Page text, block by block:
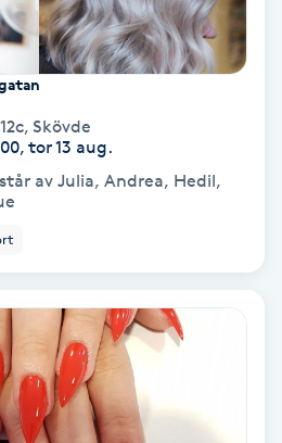
, Skövde
tor 13 aug.
av Julia, Andrea, Hedil,